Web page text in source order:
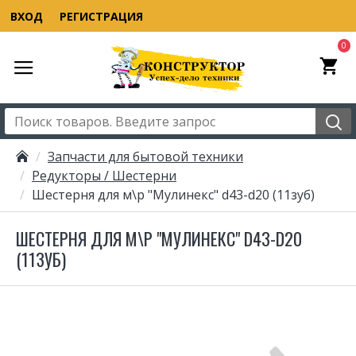
ВХОД РЕГИСТРАЦИЯ
0
Запчасти для бытовой техники
Редукторы / Шестерни
Шестерня для м\р "Мулинекс" d43-d20 (11зуб)
ШЕСТЕРНЯ ДЛЯ М\Р "МУЛИНЕКС" D43-D20
(11ЗУБ)